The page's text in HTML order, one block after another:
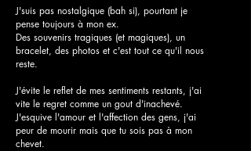
J'suis pas nostalgique (bah si), pourtant je
pense toujours à mon ex.
Des souvenirs tragiques (et magiques), un
bracelet, des photos et c'est tout ce qu'il nous
reste.
J'évite le reflet de mes sentiments restants, j'ai
vite le regret comme un gout d'inachevé.
J'esquive l'amour et l'affection des gens, j'ai
peur de mourir mais que tu sois pas à mon
chevet.